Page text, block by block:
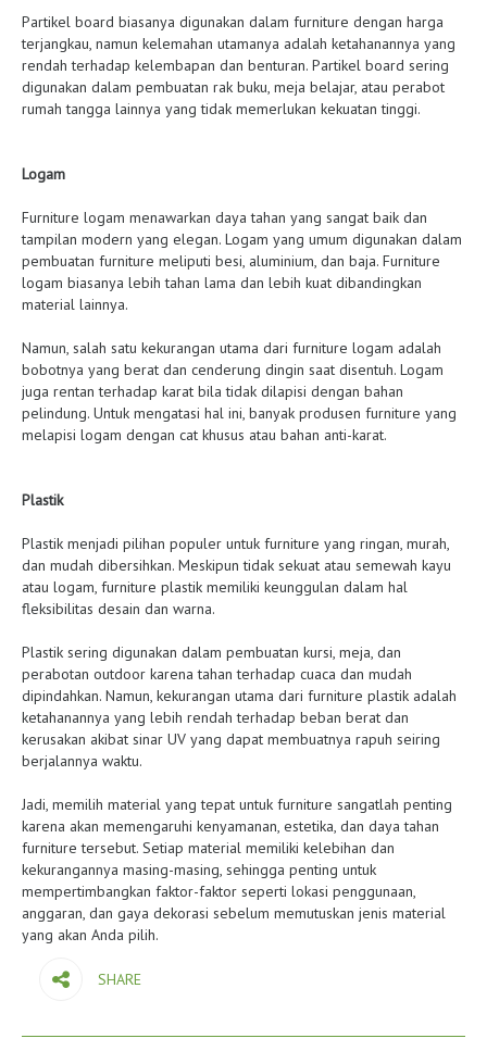
Partikel board biasanya digunakan dalam furniture dengan harga
terjangkau, namun kelemahan utamanya adalah ketahanannya yang
rendah terhadap kelembapan dan benturan. Partikel board sering
digunakan dalam pembuatan rak buku, meja belajar, atau perabot
rumah tangga lainnya yang tidak memerlukan kekuatan tinggi.
Logam
Furniture logam menawarkan daya tahan yang sangat baik dan
tampilan modern yang elegan. Logam yang umum digunakan dalam
pembuatan furniture meliputi besi, aluminium, dan baja. Furniture
logam biasanya lebih tahan lama dan lebih kuat dibandingkan
material lainnya.
Namun, salah satu kekurangan utama dari furniture logam adalah
bobotnya yang berat dan cenderung dingin saat disentuh. Logam
juga rentan terhadap karat bila tidak dilapisi dengan bahan
pelindung. Untuk mengatasi hal ini, banyak produsen furniture yang
melapisi logam dengan cat khusus atau bahan anti-karat.
Plastik
Plastik menjadi pilihan populer untuk furniture yang ringan, murah,
dan mudah dibersihkan. Meskipun tidak sekuat atau semewah kayu
atau logam, furniture plastik memiliki keunggulan dalam hal
fleksibilitas desain dan warna.
Plastik sering digunakan dalam pembuatan kursi, meja, dan
perabotan outdoor karena tahan terhadap cuaca dan mudah
dipindahkan. Namun, kekurangan utama dari furniture plastik adalah
ketahanannya yang lebih rendah terhadap beban berat dan
kerusakan akibat sinar UV yang dapat membuatnya rapuh seiring
berjalannya waktu.
Jadi, memilih material yang tepat untuk furniture sangatlah penting
karena akan memengaruhi kenyamanan, estetika, dan daya tahan
furniture tersebut. Setiap material memiliki kelebihan dan
kekurangannya masing-masing, sehingga penting untuk
mempertimbangkan faktor-faktor seperti lokasi penggunaan,
anggaran, dan gaya dekorasi sebelum memutuskan jenis material
yang akan Anda pilih.
SHARE